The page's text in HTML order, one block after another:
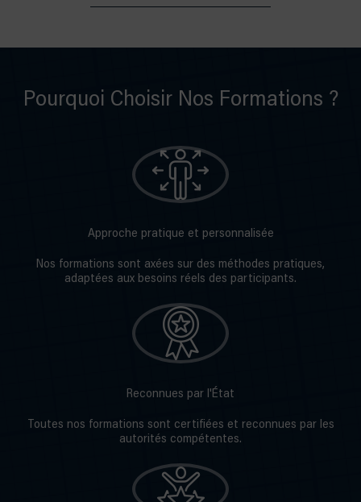
Pourquoi Choisir Nos Formations ?
Approche pratique et personnalisée
Nos formations sont axées sur des méthodes pratiques,
adaptées aux besoins réels des participants.
Reconnues par l'État
Toutes nos formations sont certifiées et reconnues par les
autorités compétentes.